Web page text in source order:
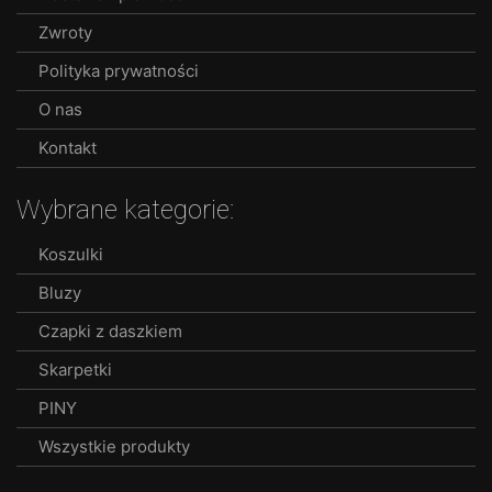
Zwroty
Polityka prywatności
O nas
Kontakt
Wybrane kategorie:
Koszulki
Bluzy
Czapki z daszkiem
Skarpetki
PINY
Wszystkie produkty